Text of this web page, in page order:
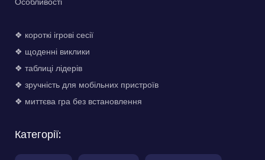
❖ короткі ігрові сесії
❖ щоденні виклики
❖ таблиці лідерів
❖ зручність для мобільних пристроїв
❖ миттєва гра без встановлення
Категорії: